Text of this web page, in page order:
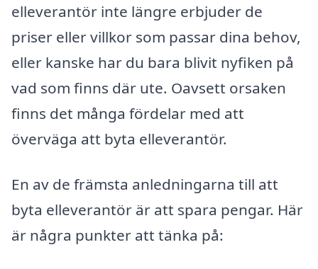
elleverantör inte längre erbjuder de
priser eller villkor som passar dina behov,
eller kanske har du bara blivit nyfiken på
vad som finns där ute. Oavsett orsaken
finns det många fördelar med att
överväga att byta elleverantör.
En av de främsta anledningarna till att
byta elleverantör är att spara pengar. Här
är några punkter att tänka på: